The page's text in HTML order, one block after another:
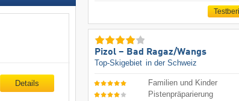
Details
Pizol – Bad Ragaz/​Wangs
Top-Skigebiet in der Schweiz
Familien und Kinder
Pistenpräparierung